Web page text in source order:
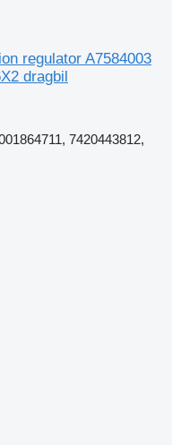
regulator A7584003
dragbil
7420443812,